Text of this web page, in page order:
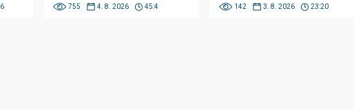
755 4. 8. 2026 45:4 142 3. 8. 2026 23:20